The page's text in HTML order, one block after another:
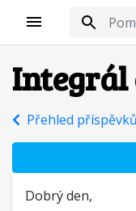
Integrál
Přehled příspěvků
Dobrý den,